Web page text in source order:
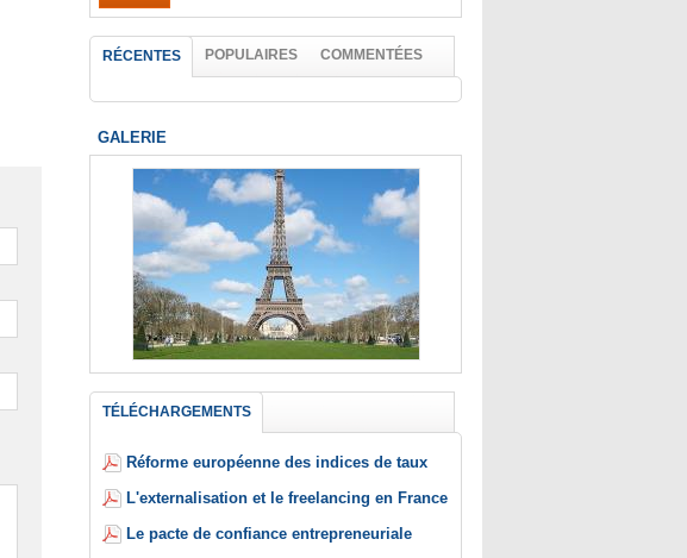
RÉCENTES POPULAIRES COMMENTÉES
GALERIE
TÉLÉCHARGEMENTS
Réforme européenne des indices de taux
L'externalisation et le freelancing en France
Le pacte de confiance entrepreneuriale